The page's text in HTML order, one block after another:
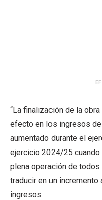
“La finalización de la
efecto en los ingresos
aumentado durante el
ejercicio 2024/25
plena operación de
traducir en un
ingresos.